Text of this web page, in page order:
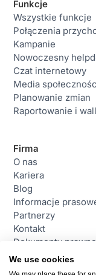
Funkcje
Wszystkie funkcje
Połączenia
Kampanie
Nowoczesny
Czat internetowy
Media
Planowanie zmian
Raportowanie i
Firma
O nas
Kariera
Blog
Informacje
Partnerzy
Kontakt
Dokumenty prawne
We use cookies